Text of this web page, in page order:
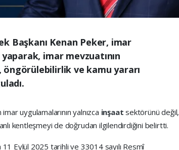
Başkanı Kenan Peker, imar
imar mevzuatının
ve kamu yararı
uygulamalarının yalnızca inşaatsektörünü değil,
kentleşmeyi de doğrudan ilgilendirdiğini belirtti.
11 Eylül 2025 tarihli ve 33014 sayılı Resmî